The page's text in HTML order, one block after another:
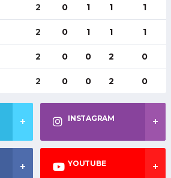
2 0 1 1 1
2 0 1 1 1
2 0 0 2 0
2 0 0 2 0
INSTAGRAM
YOUTUBE